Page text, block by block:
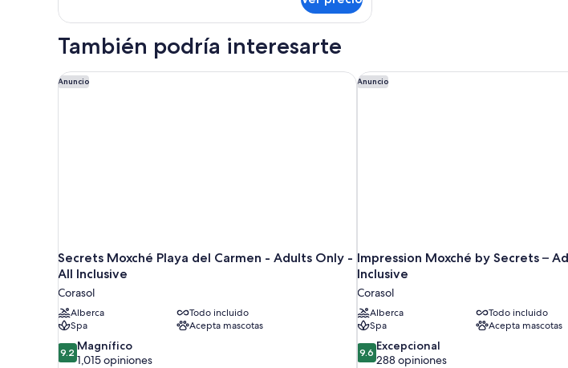
Junior
Ocean
También podría interesarte
Anuncio
Secrets Moxché Playa del Carmen - Adults Only -
All Inclusive
Corasol
Alberca
Todo incluido
Spa
Acepta mascotas
9.2
de
9.2 Magnífico
1,015 opiniones
Secrets Moxché Playa del Carmen - Adults Only - All Inclusive
Anuncio
Impression Moxché by Secrets –
Inclusive
Corasol
Alberca
Todo incluido
Spa
Acepta mascotas
9.6
de
9.6 Excepcional
288 opiniones
Impression Moxché by Secrets –